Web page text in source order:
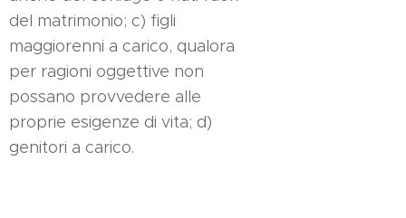
del matrimonio; c) figli
maggiorenni a carico, qualora
per ragioni oggettive non
possano provvedere alle
proprie esigenze di vita; d)
genitori a carico.